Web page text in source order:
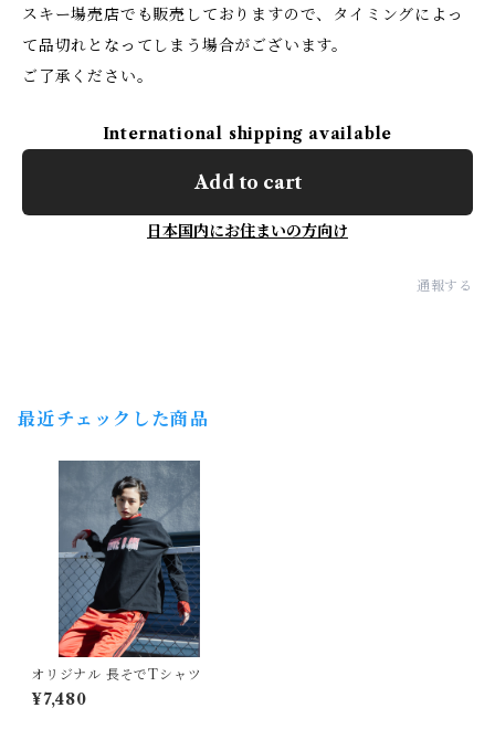
スキー場売店でも販売しておりますので、タイミングによっ
て品切れとなってしまう場合がございます。
ご了承ください。
International shipping available
Add to cart
日本国内にお住まいの方向け
通報する
最近チェックした商品
オリジナル 長そでTシャツ
¥7,480